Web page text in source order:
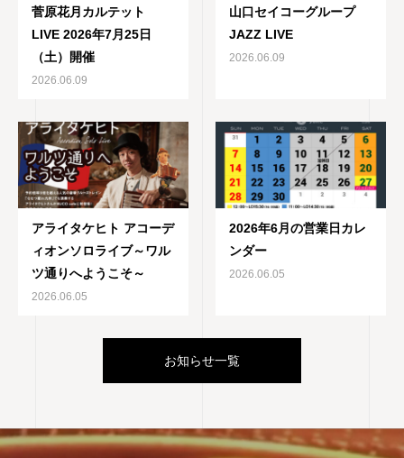
菅原花月カルテット
LIVE 2026年7月25日
（土）開催
2026.06.09
山口セイコーグループ
JAZZ LIVE
2026.06.09
アライタケヒト アコーデ
ィオンソロライブ～ワル
ツ通りへようこそ～
2026.06.05
2026年6月の営業日カレ
ンダー
2026.06.05
お知らせ一覧